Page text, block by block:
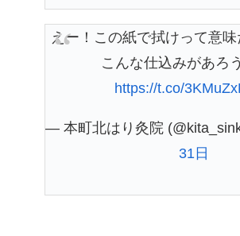
えー！この紙で拭けって意味
こんな仕込みがあろ
https://t.co/
— 本町北はり灸院
31日